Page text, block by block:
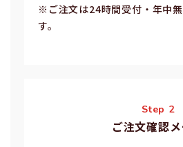
※ご注⽂は24時間受付・年中
す。
Step 2
ご注文確認